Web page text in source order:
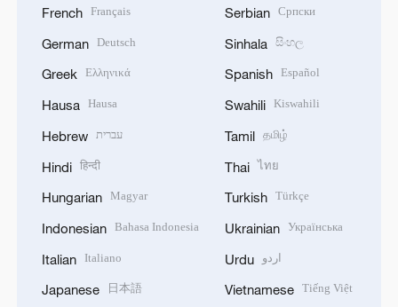
French Français
German Deutsch
Greek Ελληνικά
Hausa Hausa
Hebrew עברית
Hindi हिन्दी
Hungarian Magyar
Indonesian Bahasa Indonesia
Italian Italiano
Japanese 日本語
Serbian Српски
Sinhala සිංහල
Spanish Español
Swahili Kiswahili
Tamil தமிழ்
Thai ไทย
Turkish Türkçe
Ukrainian Українська
Urdu اردو
Vietnamese Tiếng Việt